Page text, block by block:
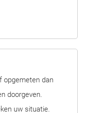
opgemeten dan
doorgeven.
uw situatie.